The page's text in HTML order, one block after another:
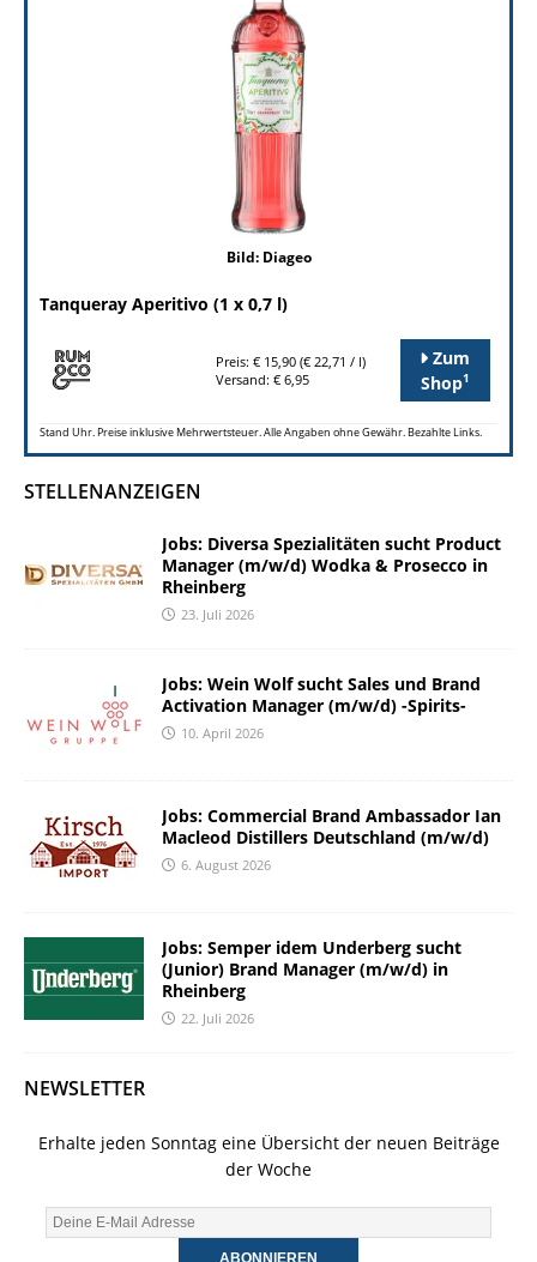
Bild: Diageo
Tanqueray Aperitivo (1 x 0,7 l)
Preis: € 15,90 (€ 22,71 / l)
Versand: € 6,95
Zum
Shop1
Stand Uhr. Preise inklusive Mehrwertsteuer. Alle Angaben ohne Gewähr. Bezahlte Links.
STELLENANZEIGEN
Jobs: Diversa Spezialitäten sucht Product
Manager (m/w/d) Wodka & Prosecco in
Rheinberg
23. Juli 2026
Jobs: Wein Wolf sucht Sales und Brand
Activation Manager (m/w/d) -Spirits-
10. April 2026
Jobs: Commercial Brand Ambassador Ian
Macleod Distillers Deutschland (m/w/d)
6. August 2026
Jobs: Semper idem Underberg sucht
(Junior) Brand Manager (m/w/d) in
Rheinberg
22. Juli 2026
NEWSLETTER
Erhalte jeden Sonntag eine Übersicht der neuen Beiträge
der Woche